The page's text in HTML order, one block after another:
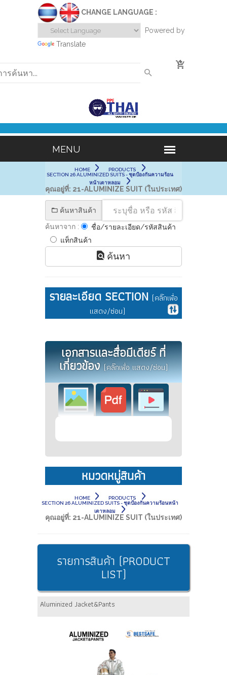
CHANGE LANGUAGE :
Powered by
Translate
0
HOME
PRODUCTS
SECTION 26 ALUMINIZED SUITS - ชุดป้องกันความร้อน
หน้าเตาหลอม
คุณอยู่ที่: 21-ALUMINIZE SUIT (ในประเทศ)
ค้นหาสินค้า
ค้นหาจาก :
ชื่อ/รายละเอียด/รหัสสินค้า
แท็กสินค้า
ค้นหา
รายละเอียด SECTION (คลิ๊กเพื่อ
แสดง/ซ่อน)
เอกสารและสื่อมีเดียร์ ที่
เกี่ยวข้อง(คลิ๊กเพื่อ แสดง/ซ่อน)
หมวดหมู่สินค้า
HOME
PRODUCTS
SECTION 26 ALUMINIZED SUITS - ชุดป้องกันความร้อนหน้า
เตาหลอม
คุณอยู่ที่: 21-ALUMINIZE SUIT (ในประเทศ)
รายการสินค้า (PRODUCT
LIST)
Aluminized Jacket&Pants